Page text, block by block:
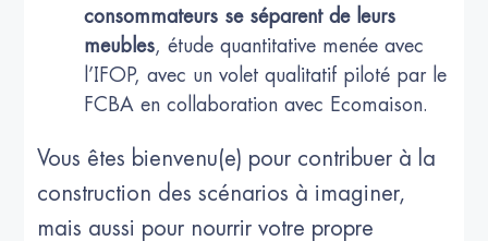
consommateurs se séparent de leurs
meubles, étude quantitative menée avec
l’IFOP, avec un volet qualitatif piloté par le
FCBA en collaboration avec Ecomaison.
Vous êtes bienvenu(e) pour contribuer à la
construction des scénarios à imaginer,
mais aussi pour nourrir votre propre